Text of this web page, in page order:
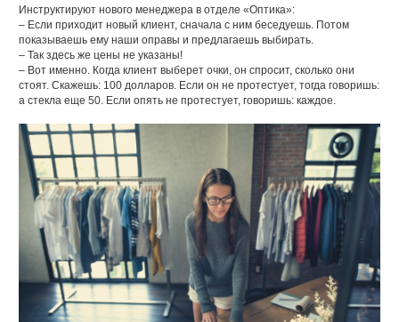
Инструктируют нового менеджера в отделе «Оптика»:
– Если приходит новый клиент, сначала с ним беседуешь. Потом
показываешь ему наши оправы и предлагаешь выбирать.
– Так здесь же цены не указаны!
– Вот именно. Когда клиент выберет очки, он спросит, сколько они
стоят. Скажешь: 100 долларов. Если он не протестует, тогда говоришь:
а стекла еще 50. Если опять не протестует, говоришь: каждое.